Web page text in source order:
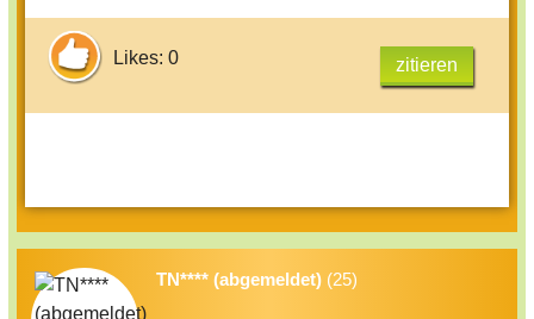
Likes: 0 zitieren
TN**** (abgemeldet) (25)